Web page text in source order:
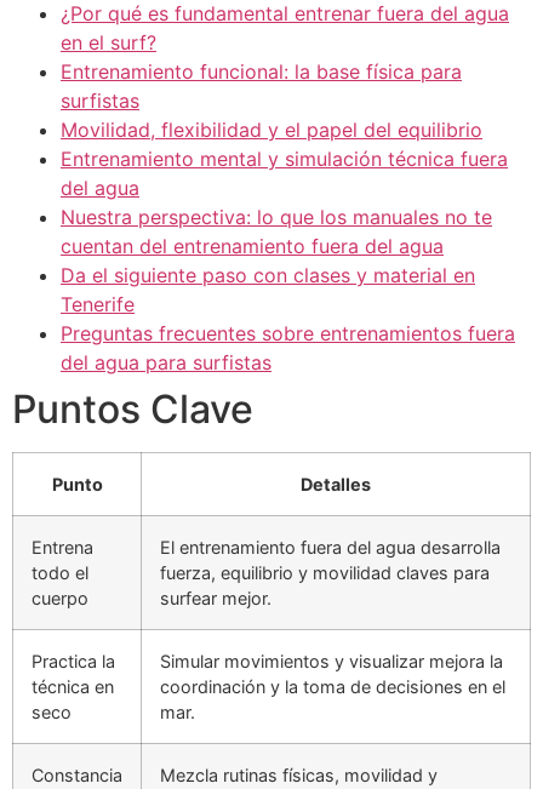
¿Por qué es fundamental entrenar fuera del agua
en el surf?
Entrenamiento funcional: la base física para
surfistas
Movilidad, flexibilidad y el papel del equilibrio
Entrenamiento mental y simulación técnica fuera
del agua
Nuestra perspectiva: lo que los manuales no te
cuentan del entrenamiento fuera del agua
Da el siguiente paso con clases y material en
Tenerife
Preguntas frecuentes sobre entrenamientos fuera
del agua para surfistas
Puntos Clave
Punto Detalles
Entrena
todo el
cuerpo
El entrenamiento fuera del agua desarrolla
fuerza, equilibrio y movilidad claves para
surfear mejor.
Practica la
técnica en
seco
Simular movimientos y visualizar mejora la
coordinación y la toma de decisiones en el
mar.
Constancia
Mezcla rutinas físicas, movilidad y